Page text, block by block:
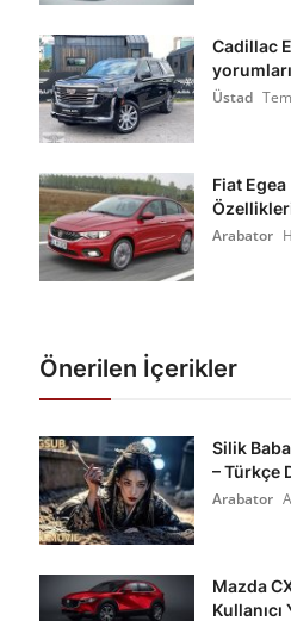
Cadillac
Üstad
Fiat
Arabator
Önerilen İçerikler
Silik
– Türkçe
Arabator
Mazda
Kullanıcı